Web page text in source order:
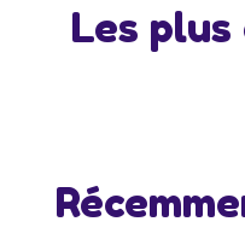
Les plus